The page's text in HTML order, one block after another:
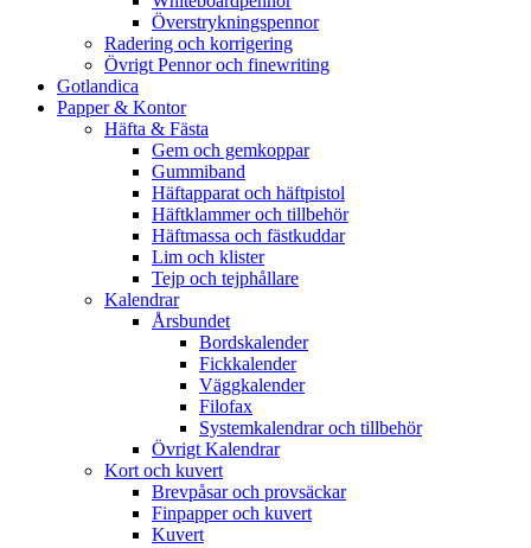
Överstrykningspennor
Radering och korrigering
Övrigt Pennor och finewriting
Gotlandica
Papper & Kontor
Häfta & Fästa
Gem och gemkoppar
Gummiband
Häftapparat och häftpistol
Häftklammer och tillbehör
Häftmassa och fästkuddar
Lim och klister
Tejp och tejphållare
Kalendrar
Årsbundet
Bordskalender
Fickkalender
Väggkalender
Filofax
Systemkalendrar och tillbehör
Övrigt Kalendrar
Kort och kuvert
Brevpåsar och provsäckar
Finpapper och kuvert
Kuvert